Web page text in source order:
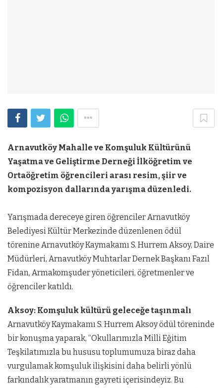
Arnavutköy Mahalle ve Komşuluk Kültürünü
Yaşatma ve Geliştirme Derneği İlköğretim ve
Ortaöğretim öğrencileri arası resim, şiir ve
kompozisyon dallarında yarışma düzenledi.
Yarışmada dereceye giren öğrenciler Arnavutköy
Belediyesi Kültür Merkezinde düzenlenen ödül
törenine Arnavutköy Kaymakamı S. Hurrem Aksoy, Daire
Müdürleri, Arnavutköy Muhtarlar Dernek Başkanı Fazıl
Fidan, Armakomşuder yöneticileri, öğretmenler ve
öğrenciler katıldı.
Aksoy: Komşuluk kültürü geleceğe taşınmalı
Arnavutköy Kaymakamı S. Hurrem Aksoy ödül töreninde
bir konuşma yaparak, “Okullarımızla Milli Eğitim
Teşkilatımızla bu hususu toplumumuza biraz daha
vurgulamak komşuluk ilişkisini daha belirli yönlü
farkındalık yaratmanın gayreti içerisindeyiz. Bu